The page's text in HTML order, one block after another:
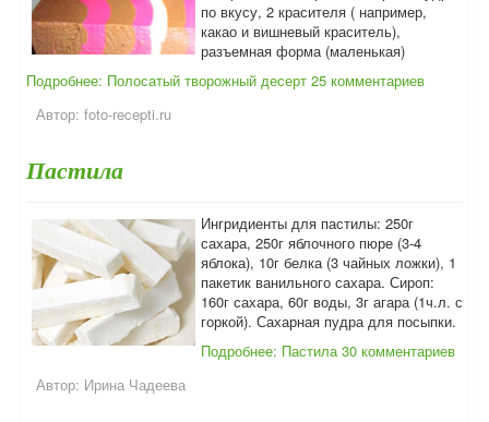
по вкусу, 2 красителя ( например,
какао и вишневый краситель),
разъемная форма (маленькая)
Подробнее: Полосатый творожный десерт 25 комментариев
Автор: foto-recepti.ru
Пастила
Ингридиенты для пастилы: 250г
сахара, 250г яблочного пюре (3-4
яблока), 10г белка (3 чайных ложки), 1
пакетик ванильного сахара. Сироп:
160г сахара, 60г воды, 3г агара (1ч.л. с
горкой). Сахарная пудра для посыпки.
Подробнее: Пастила 30 комментариев
Автор: Ирина Чадеева